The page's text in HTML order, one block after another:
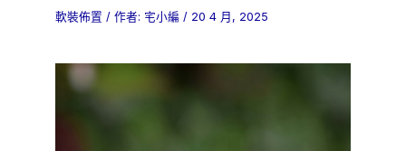
軟裝佈置 / 作者: 宅小編/ 20 4 月, 2025